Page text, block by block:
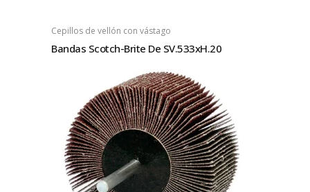
Cepillos de vellón con vástago
Bandas Scotch-Brite De SV.533xH.20